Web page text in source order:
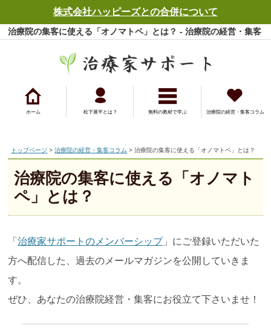
治療院の集客に使える「オノマトペ」とは？ - 治療院の経営・集客
ホーム 松下展平とは？ 無料の教材で学ぶ 治療院の経営・集客コラム
トップページ >治療院の経営・集客コラム > 治療院の集客に使える「オノマトペ」とは？
治療院の集客に使える「オノマト
ペ」とは？
「治療家サポートのメンバーシップ」にご登録いただいた
方へ配信した、過去のメールマガジンを公開していきま
す。
ぜひ、あなたの治療院経営・集客にお役立て下さいませ！
株式会社ハッピーズとの合併について